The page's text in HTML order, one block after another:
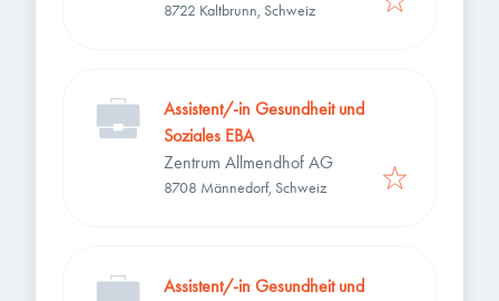
8722 Kaltbrunn, Schweiz
Assistent/-in Gesundheit und
Soziales EBA
Zentrum Allmendhof AG
8708 Männedorf, Schweiz
Assistent/-in Gesundheit und